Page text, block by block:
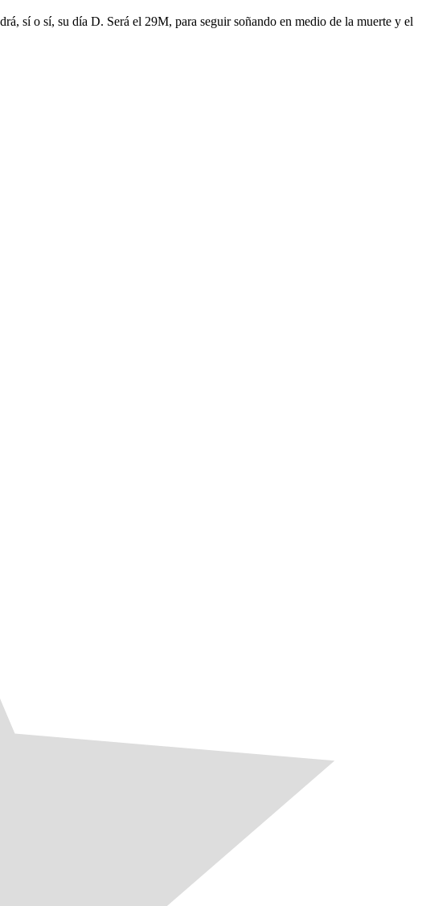
sí o sí, su día D. Será el 29M, para seguir soñando en medio de la muerte y el